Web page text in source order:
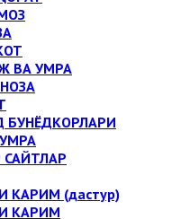
ВА УМРА
КАРИМ (дастур)
КАРИМ